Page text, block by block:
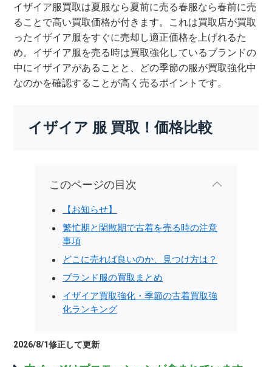
イザイア服買取は夏服なら夏前に売る春服なら春前に売
ることで高い買取価格が付きます。これは買取店が買取
ったイザイア服をすぐに売却し適正価格を上げれるた
め。イザイア服を売る時は買取強化しているブランドの
中にイザイアがあることと、どの季節の服が買取強化中
なのかを確認することが高く売るポイントです。
イザイア 服 買取！価格比較
このページの目次
【お知らせ】
繁忙期と閑散期で古着を売る時の注意
事項
どこに売れば良いのか、見つけ方は？
ブランド服の買取まとめ
イザイア買取強化・季節の古着買取強
化ランキング
2026/8/1修正して更新